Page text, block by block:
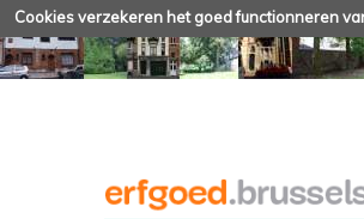
Cookies verzekeren het goed functionneren